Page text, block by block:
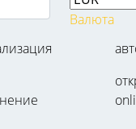
Валюта